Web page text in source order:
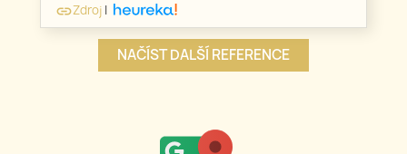
linkZdroj |
NAČÍST DALŠÍ REFERENCE